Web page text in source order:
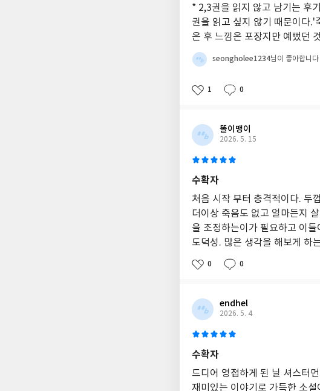
* 2,3권을 읽지 않고 남기는 후
권을 읽고 싶지 않기 때문이다.'
은 후 느낌은 포장지만 예뻤던
seongholee1234님이 좋아합니다
1 0
똘이맹이
2026. 5. 15
수확자
처음 시작 부터 충격적이다. 두
더이상 죽음도 없고 얼마든지
을 조정하는이가 필요하고 이
도덕성. 많은 생각을 해보게 하
0 0
endhel
2026. 5. 4
수확자
드디어 영접하게 된 닐 셔스터
재미있는 이야기로 가득한 소